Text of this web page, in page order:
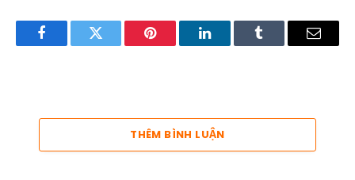
FacebookTwitter Pinterest LinkedInTumblr Email
THÊM BÌNH LUẬN